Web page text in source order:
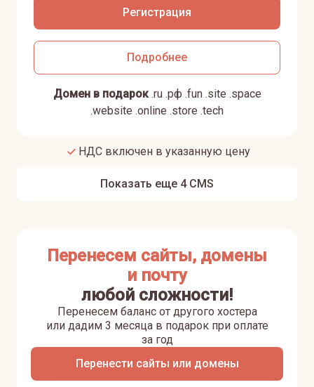
Регистрация
Подробнее
Домен в подарок .ru .рф .fun .site .space
.website .online .store .tech
НДС включен в указанную цену
Показать еще 4CMS
Перенесем сайты, домены
и почту
любой сложности!
Перенести сайты или домены
Перенесем баланс от другого хостера
или дадим 3 месяца в подарок при оплате
за год